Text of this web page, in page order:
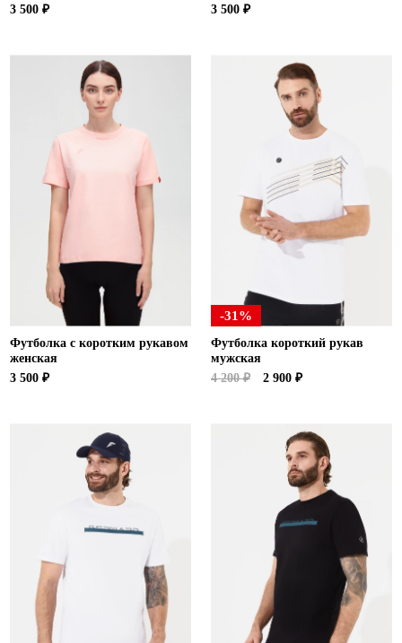
3 500 ₽
3 500 ₽
Футболка с коротким рукавом
женская
3 500 ₽
-31%
Футболка короткий рукав
мужская
4 200 ₽
2 900 ₽